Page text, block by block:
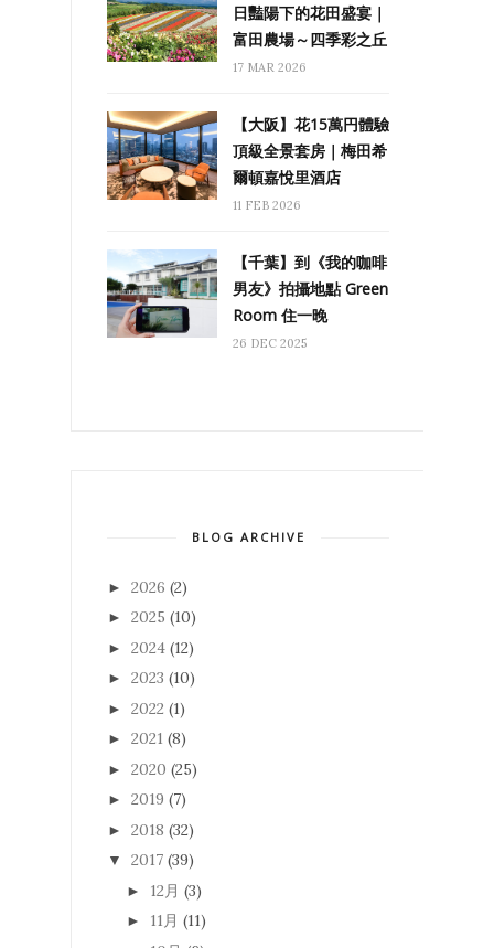
日豔陽下的花田盛宴｜
富田農場～四季彩之丘
17 MAR 2026
【大阪】花15萬円體驗
頂級全景套房｜梅田希
爾頓嘉悅里酒店
11 FEB 2026
【千葉】到《我的咖啡
男友》拍攝地點 Green
Room 住一晚
26 DEC 2025
BLOG ARCHIVE
► 2026 (2)
► 2025 (10)
► 2024 (12)
► 2023 (10)
► 2022 (1)
► 2021 (8)
► 2020 (25)
► 2019 (7)
► 2018 (32)
▼ 2017 (39)
► 12月 (3)
► 11月 (11)